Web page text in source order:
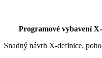
Programové vybavení
Snadný návrh X-definice,